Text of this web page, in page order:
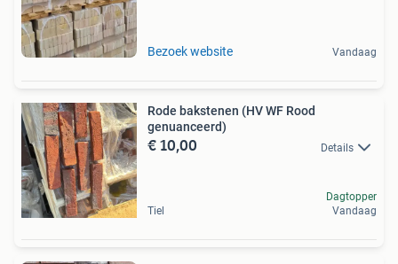
Bezoek website Vandaag
Rode bakstenen (HV WF Rood
genuanceerd)
€ 10,00 Details
Tiel
Dagtopper
Vandaag